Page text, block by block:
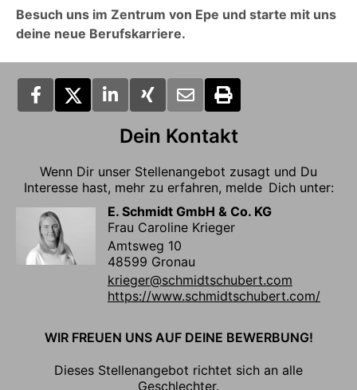
Besuch uns im Zentrum von Epe und starte mit uns
deine neue Berufskarriere.
Dein Kontakt
Wenn Dir unser Stellenangebot zusagt und Du
Interesse hast, mehr zu erfahren, melde Dich unter:
E. Schmidt GmbH & Co. KG
Frau Caroline Krieger
Amtsweg 10
48599 Gronau
krieger@schmidtschubert.com
https://www.schmidtschubert.com/
WIR FREUEN UNS AUF DEINE BEWERBUNG!
Dieses Stellenangebot richtet sich an alle
Geschlechter.